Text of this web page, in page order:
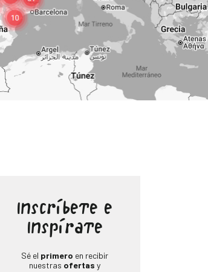
Inscríbete e
Inspírate
Sé el primero en recibir
nuestras ofertas y